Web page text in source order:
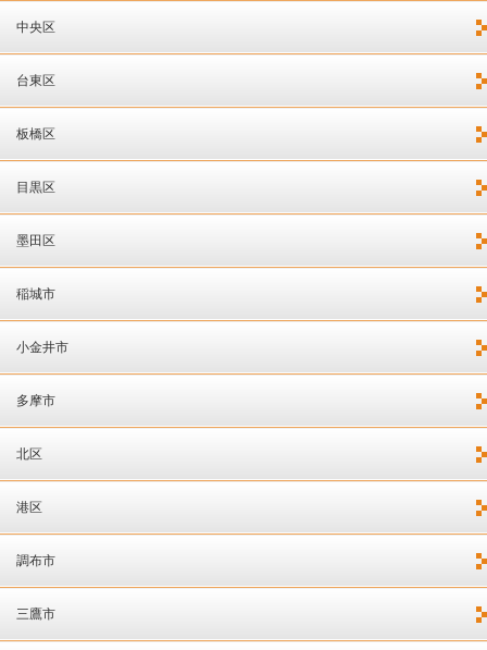
中央区
台東区
板橋区
目黒区
墨田区
稲城市
小金井市
多摩市
北区
港区
調布市
三鷹市